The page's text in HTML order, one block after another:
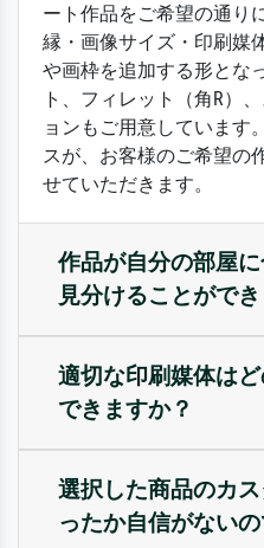
ート作品をご希望の通り
縁・画像サイズ・印刷媒
や画枠を追加する形とな
ト、フィレット（角R）
ョンもご用意しています
スが、お客様のご希望の
せていただきます。
作品が自分の部屋
見分けることがで
適切な印刷媒体は
できますか？
選択した商品のカ
ったか自信がないの